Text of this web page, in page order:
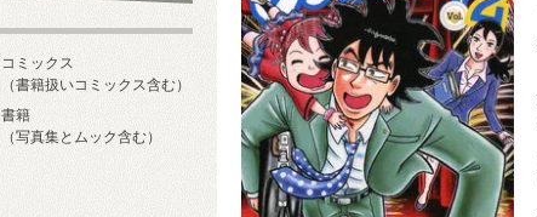
コミックス
（書籍扱いコミックス含む）
書籍
（写真集とムック含む）